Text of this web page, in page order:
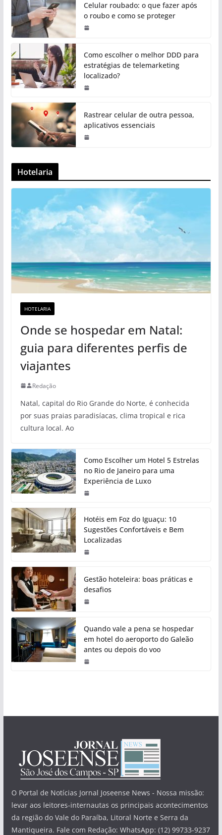
Celular roubado: o que fazer após
o roubo e como se proteger
Como escolher o melhor DDD para
estratégias de telemarketing
localizado?
Rastrear celular de outra pessoa,
aplicativos essenciais
Hotelaria
HOTELARIA
Onde se hospedar em Natal:
guia para diferentes perfis de
viajantes
Redação
Natal, capital do Rio Grande do Norte, é conhecida
por suas praias paradisíacas, clima tropical e rica
cultura local. Ao
Como Escolher um Hotel 5 Estrelas
no Rio de Janeiro para uma
Experiência de Luxo
Hotéis em Foz do Iguaçu: 10
Sugestões Confortáveis e Bem
Localizadas
Gestão hoteleira: boas práticas e
desafios
Quando vale a pena se hospedar
em hotel do aeroporto do Galeão
antes ou depois do voo
O Portal de Notícias Jornal Joseense News - Nossa missão:
levar aos leitores-internautas os principais acontecimentos
da região do Vale do Paraíba, Litoral Norte e Serra da
Mantiqueira. Fale com Redação: WhatsApp: (12) 99733-9237